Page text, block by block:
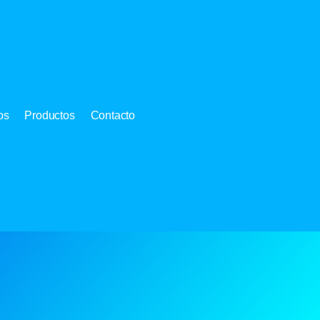
Productos Contacto